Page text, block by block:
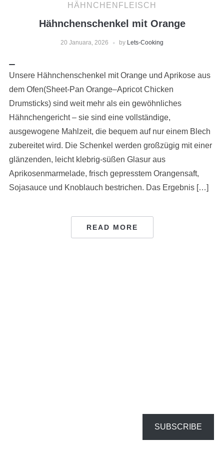
HÄHNCHENFLEISCH
Hähnchenschenkel mit Orange
20 Januara, 2026 by Lets-Cooking
Unsere Hähnchenschenkel mit Orange und Aprikose aus
dem Ofen(Sheet-Pan Orange–Apricot Chicken
Drumsticks) sind weit mehr als ein gewöhnliches
Hähnchengericht – sie sind eine vollständige,
ausgewogene Mahlzeit, die bequem auf nur einem Blech
zubereitet wird. Die Schenkel werden großzügig mit einer
glänzenden, leicht klebrig-süßen Glasur aus
Aprikosenmarmelade, frisch gepresstem Orangensaft,
Sojasauce und Knoblauch bestrichen. Das Ergebnis […]
READ MORE
SUBSCRIBE